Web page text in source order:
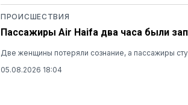
ПРОИСШЕСТВИЯ
Пассажиры Air Haifa два часа были
Две женщины потеряли сознание, а пассажиры
05.08.2026 18:04